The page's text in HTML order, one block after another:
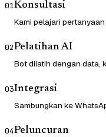
01Konsultasi
Kami pelajari
02Pelatihan AI
Bot dilatih dengan data,
03Integrasi
Sambungkan ke
04Peluncuran